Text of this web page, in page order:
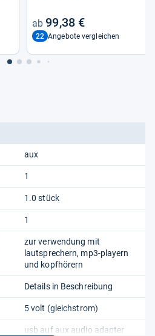
99,38 €
22 Angebote vergleichen
aux
1
1.0 stück
1
zur verwendung mit
lautsprechern, mp3-playern
und kopfhörern
Details in Beschreibung
5 volt (gleichstrom)
usb auf aux audio adapter